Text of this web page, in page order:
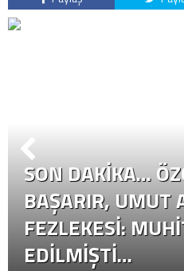
SON DAKİKA…
BAŞARIR, UMUT
FEZLEKESI:
EDILMIŞTI…